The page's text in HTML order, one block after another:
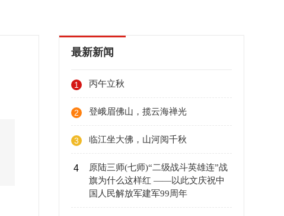
最新新闻
1 丙午立秋
2 登峨眉佛山，揽云海禅光
3 临江坐大佛，山河阅千秋
4
原陆三师(七师)“二级战斗英雄连”战
旗为什么这样红 ——以此文庆祝中
国人民解放军建军99周年